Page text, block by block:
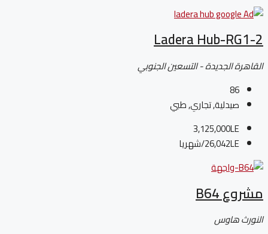
Ladera Hub-RG1-2
القاهرة الجديدة - التسعين الجنوبي
86
صيدلية, تجاري, طبي
3,125,000LE
26,042LE/شهريا
مشروع B64
النورث هاوس